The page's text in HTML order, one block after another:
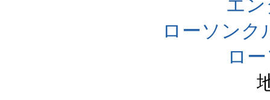
エ
ローソンク
ロ